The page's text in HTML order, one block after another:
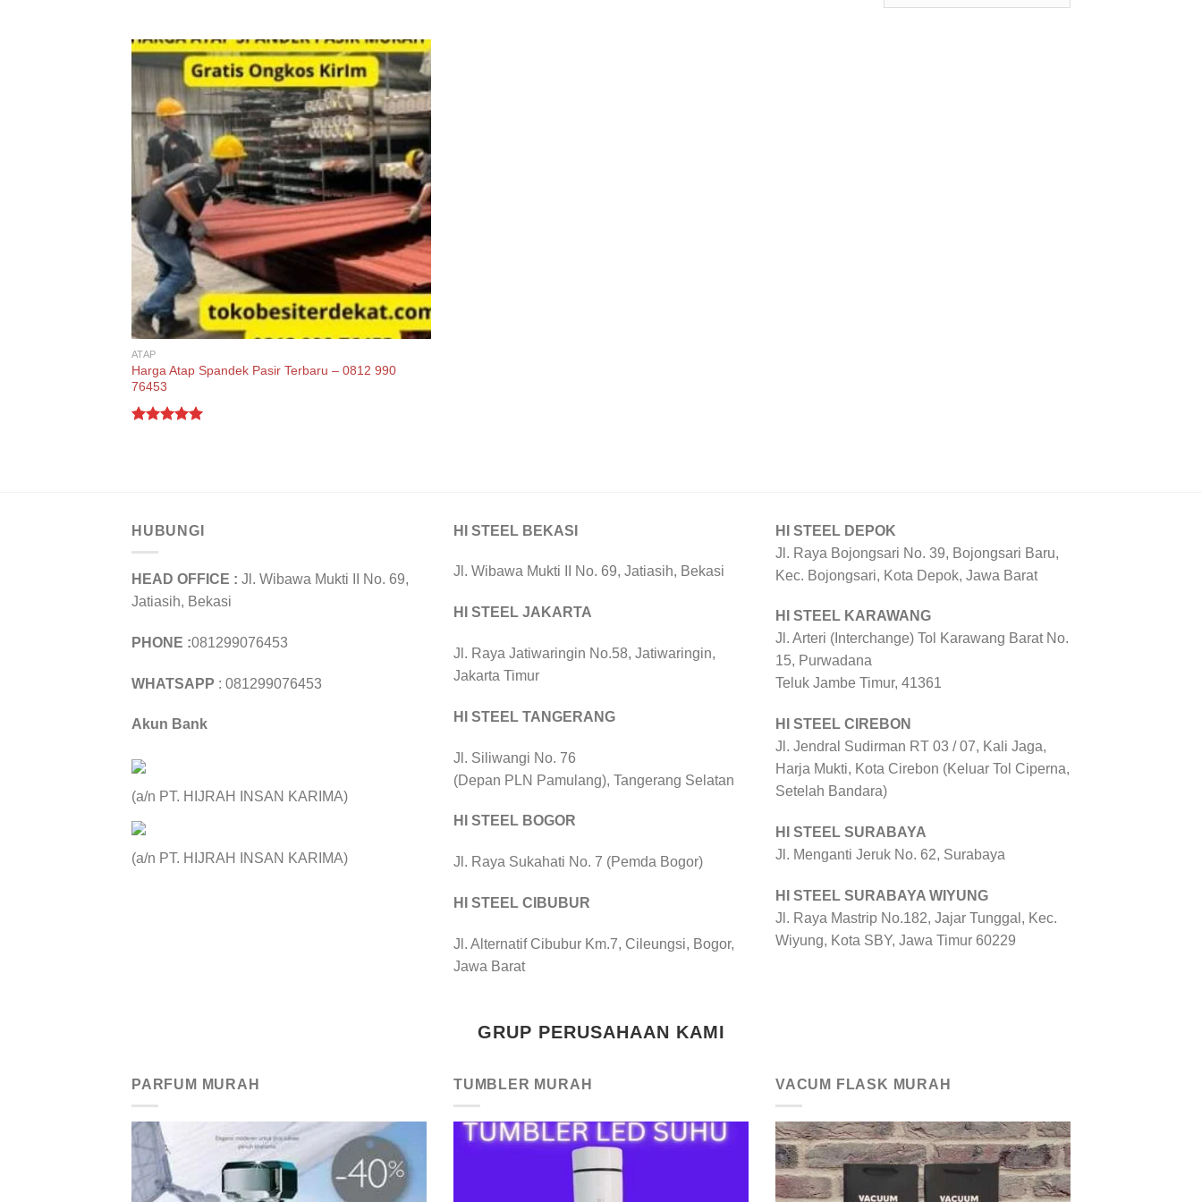
ATAP
Harga Atap Spandek Pasir Terbaru – 0812 990
76453
HUBUNGI
HEAD OFFICE : Jl. Wibawa Mukti II No. 69,
Jatiasih, Bekasi
PHONE :081299076453
WHATSAPP : 081299076453
Akun Bank
(a/n PT. HIJRAH INSAN KARIMA)
(a/n PT. HIJRAH INSAN KARIMA)
HI STEEL BEKASI
Jl. Wibawa Mukti II No. 69, Jatiasih, Bekasi
HI STEEL JAKARTA
Jl. Raya Jatiwaringin No.58, Jatiwaringin,
Jakarta Timur
HI STEEL TANGERANG
Jl. Siliwangi No. 76
(Depan PLN Pamulang), Tangerang Selatan
HI STEEL BOGOR
Jl. Raya Sukahati No. 7 (Pemda Bogor)
HI STEEL CIBUBUR
Jl. Alternatif Cibubur Km.7, Cileungsi, Bogor,
Jawa Barat
HI STEEL DEPOK
Jl. Raya Bojongsari No. 39, Bojongsari Baru,
Kec. Bojongsari, Kota Depok, Jawa Barat
HI STEEL KARAWANG
Jl. Arteri (Interchange) Tol Karawang Barat No.
15, Purwadana
Teluk Jambe Timur, 41361
HI STEEL CIREBON
Jl. Jendral Sudirman RT 03 / 07, Kali Jaga,
Harja Mukti, Kota Cirebon (Keluar Tol Ciperna,
Setelah Bandara)
HI STEEL SURABAYA
Jl. Menganti Jeruk No. 62, Surabaya
HI STEEL SURABAYA WIYUNG
Jl. Raya Mastrip No.182, Jajar Tunggal, Kec.
Wiyung, Kota SBY, Jawa Timur 60229
GRUP PERUSAHAAN KAMI
PARFUM MURAH TUMBLER MURAH VACUM FLASK MURAH